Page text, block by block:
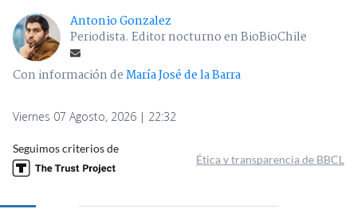
Antonio Gonzalez
Periodista. Editor nocturno en BioBioChile
Con información deMaría José de la Barra
Viernes 07 Agosto, 2026 | 22:32
Seguimos criterios de
Ética y transparencia de BBCL